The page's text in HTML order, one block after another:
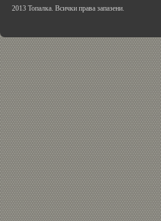
2013 Топалка. Всички права запазени.